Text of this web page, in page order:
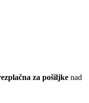
za pošiljke nad